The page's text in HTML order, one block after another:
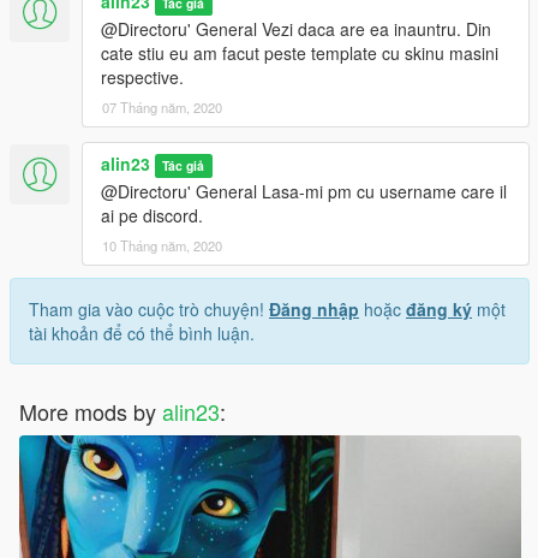
@Directoru' General Vezi daca are ea inauntru. Din
cate stiu eu am facut peste template cu skinu masini
respective.
07 Tháng năm, 2020
alin23 Tác giả
@Directoru' General Lasa-mi pm cu username care il
ai pe discord.
10 Tháng năm, 2020
Tham gia vào cuộc trò chuyện! Đăng nhập hoặc đăng ký một
tài khoản để có thể bình luận.
More mods byalin23: